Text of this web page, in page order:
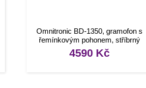
Omnitronic BD-1350, gramofon s
řemínkovým pohonem, stříbrný
4590 Kč